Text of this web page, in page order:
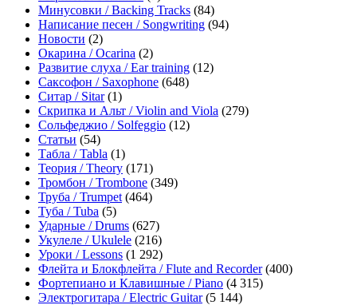
Минусовки / Backing Tracks (84)
Написание песен / Songwriting (94)
Новости (2)
Окарина / Ocarina (2)
Развитие слуха / Ear training (12)
Саксофон / Saxophone (648)
Ситар / Sitar(1)
Скрипка и Альт / Violin and Viola (279)
Сольфеджио / Solfeggio (12)
Статьи (54)
Табла / Tabla (1)
Теория / Theory (171)
Тромбон / Trombone (349)
Труба / Trumpet (464)
Туба / Tuba (5)
Ударные / Drums (627)
Укулеле / Ukulele (216)
Уроки / Lessons (1 292)
Флейта и Блокфлейта / Flute and Recorder(400)
Фортепиано и Клавишные / Piano (4 315)
Электрогитара / Electric Guitar(5 144)